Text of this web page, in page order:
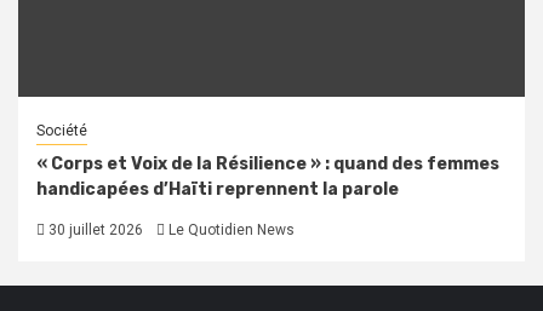
Société
« Corps et Voix de la Résilience » : quand des femmes
handicapées d’Haïti reprennent la parole
30 juillet 2026 Le Quotidien News